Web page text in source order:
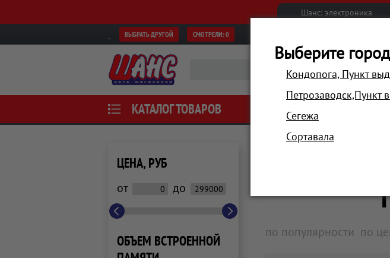
Шанс: электроника
ВЫБРАТЬ ДРУГОЙ СМОТРЕЛИ:0
КАТАЛОГ ТОВАРОВ АКЦИИ
ЦЕНА, РУБ
от до
ОБЪЕМ ВСТРОЕННОЙ
по популярности по
Выберите город
Кондопога, Пункт
Петрозаводск,Пункт
Сегежа
Сортавала